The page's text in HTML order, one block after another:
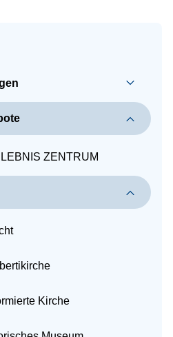
ZENTRUM
Kirche